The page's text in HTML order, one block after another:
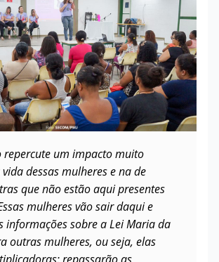
repercute um impacto muito
dessas mulheres e na de
que não estão aqui presentes
mulheres vão sair daqui e
informações sobre a Lei Maria da
outras mulheres, ou seja, elas
repassarão as